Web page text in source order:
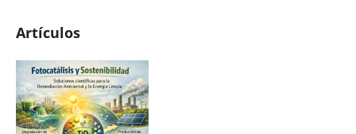
Artículos